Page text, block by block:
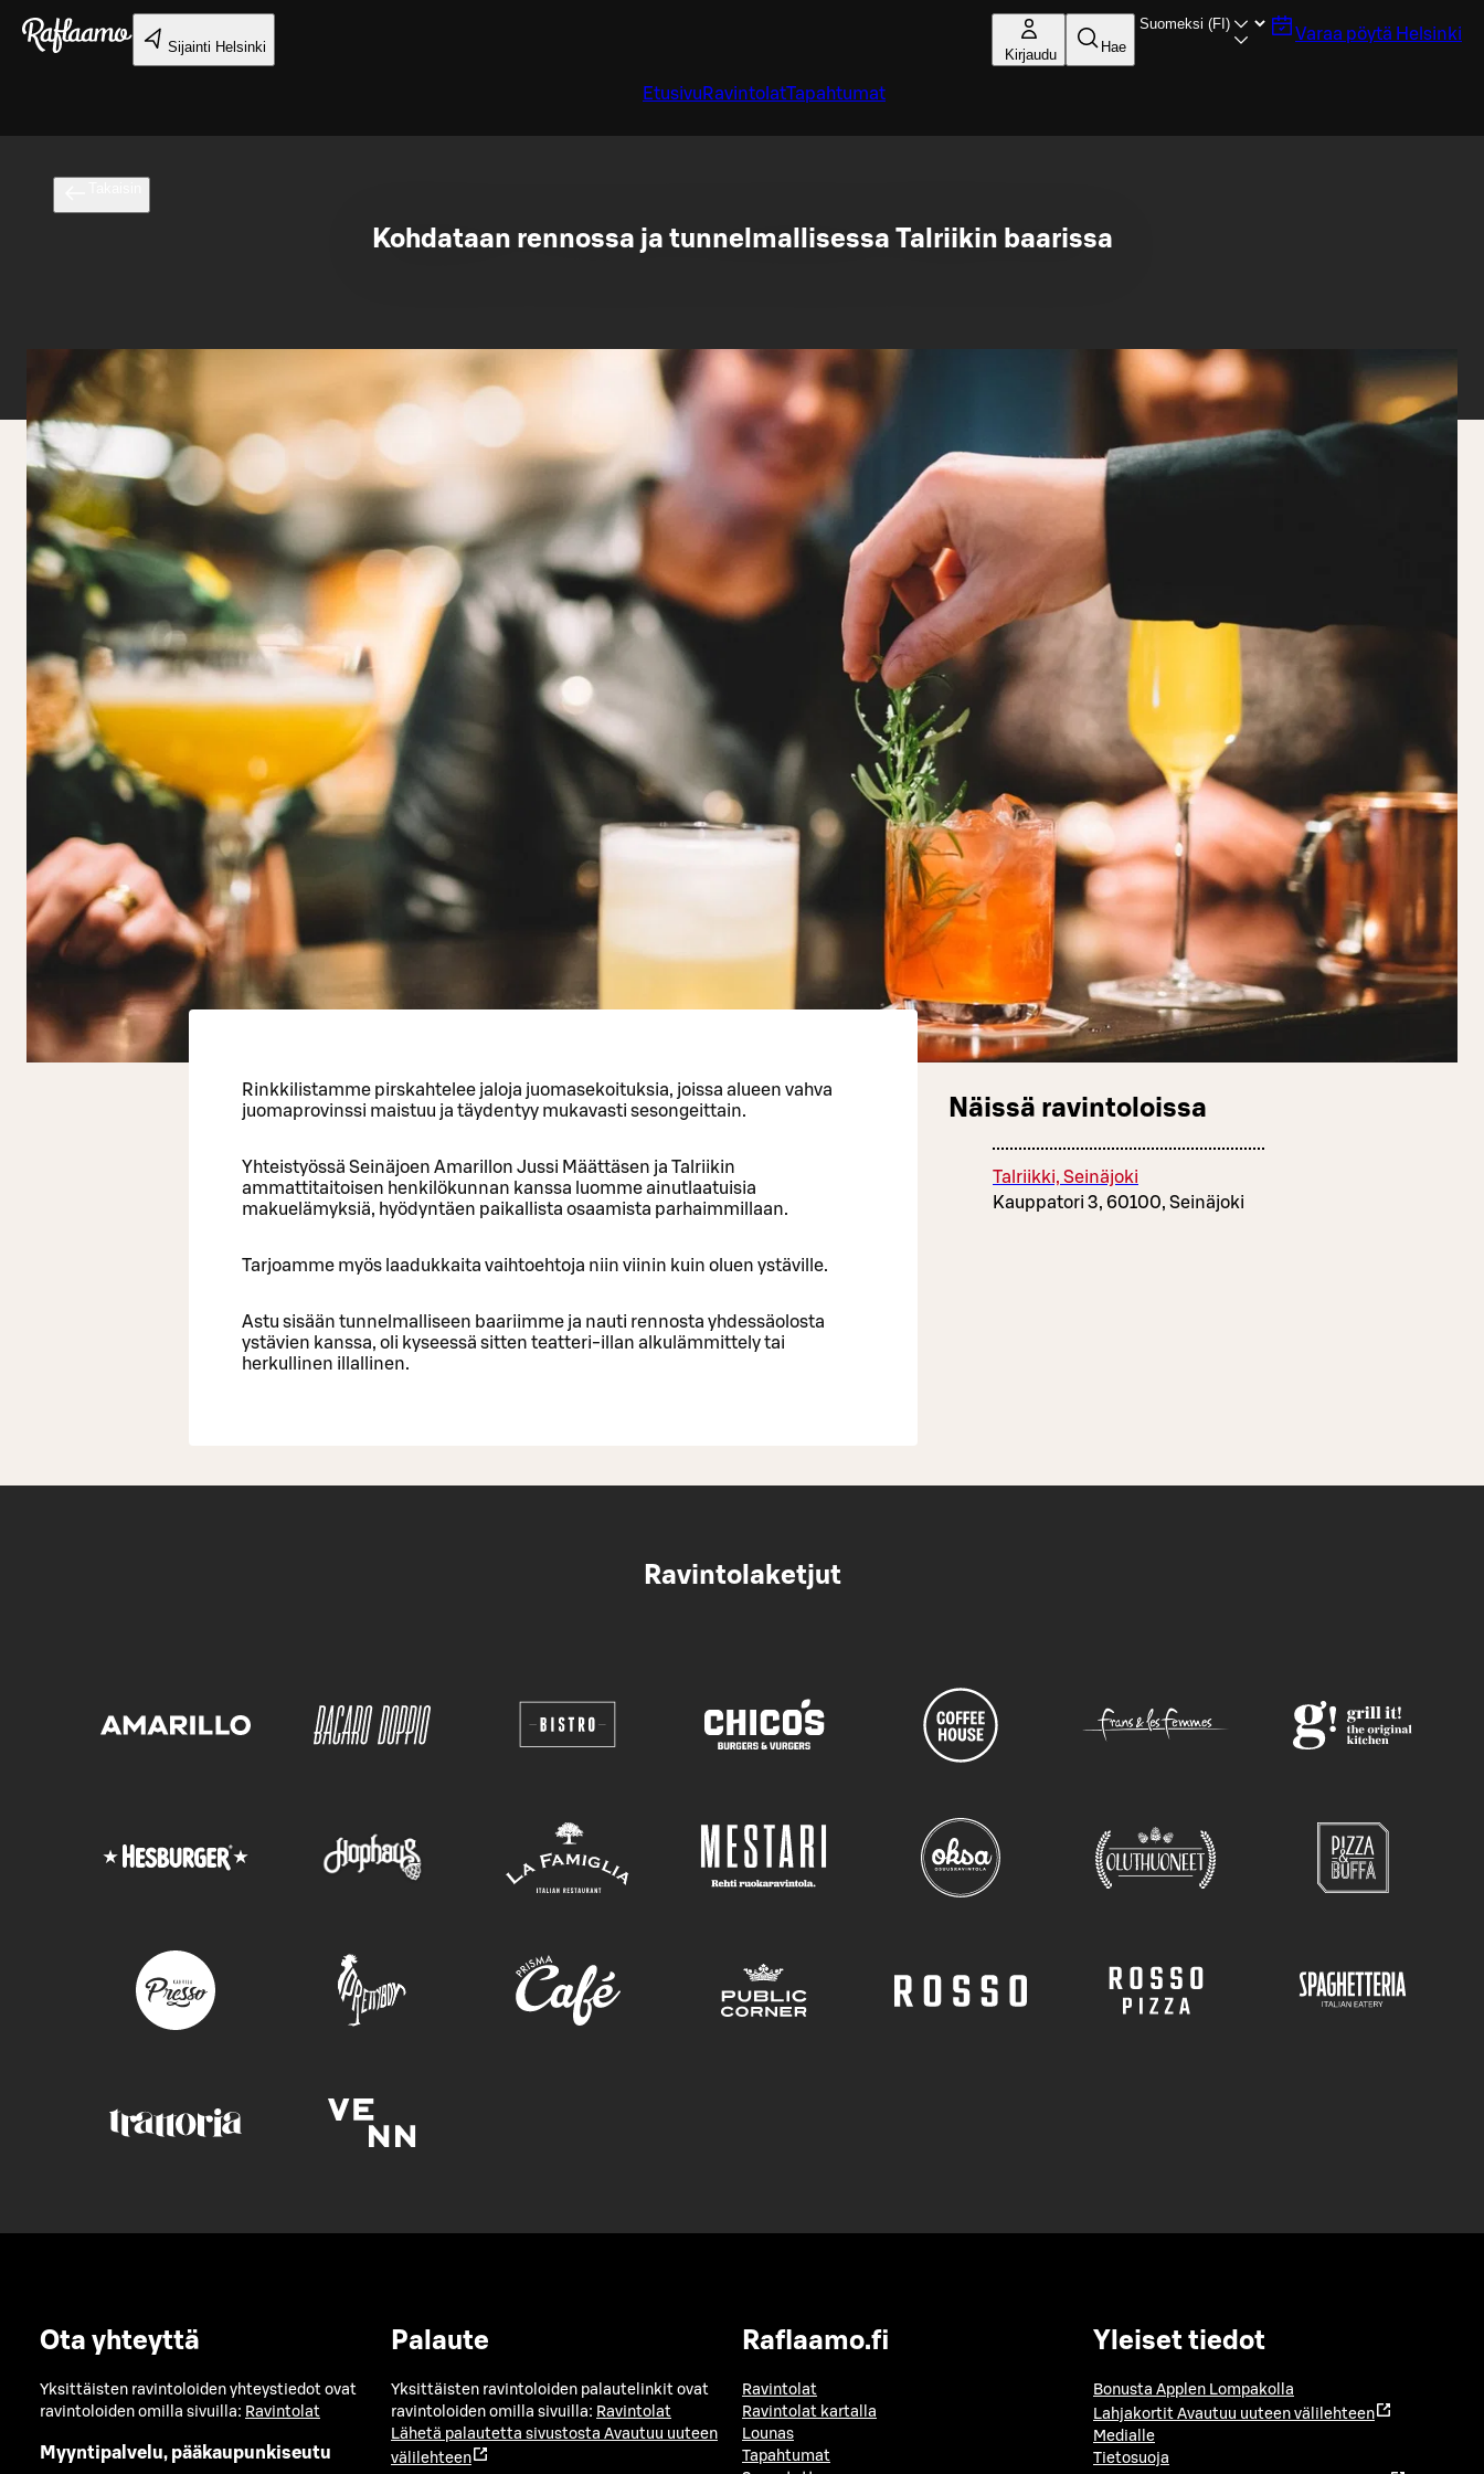
Siirry pääsisältöön
Sijainti Helsinki Kirjaudu Hae
Varaa pöytä Helsinki
Etusivu RavintolatTapahtumat
Kohdataan rennossa ja tunnelmallisessa Talriikin baarissa
Rinkkilistamme pirskahtelee jaloja juomasekoituksia, joissa alueen vahva
juomaprovinssi maistuu ja täydentyy mukavasti sesongeittain.
Yhteistyössä Seinäjoen Amarillon Jussi Määttäsen ja Talriikin
ammattitaitoisen henkilökunnan kanssa luomme ainutlaatuisia
makuelämyksiä, hyödyntäen paikallista osaamista parhaimmillaan.
Tarjoamme myös laadukkaita vaihtoehtoja niin viinin kuin oluen ystäville.
Astu sisään tunnelmalliseen baariimme ja nauti rennosta yhdessäolosta
ystävien kanssa, oli kyseessä sitten teatteri-illan alkulämmittely tai
herkullinen illallinen.
Näissä ravintoloissa
Talriikki, Seinäjoki
Kauppatori 3, 60100, Seinäjoki
Ravintolaketjut
Ota yhteyttä
Yksittäisten ravintoloiden yhteystiedot ovat
ravintoloiden omilla sivuilla: Ravintolat
Myyntipalvelu, pääkaupunkiseutu
Palaute
Yksittäisten ravintoloiden palautelinkit ovat
ravintoloiden omilla sivuilla: Ravintolat
Lähetä palautetta sivustosta Avautuu uuteen
välilehteen
Raflaamo.fi
Ravintolat
Ravintolat kartalla
Lounas
Tapahtumat
Yleiset tiedot
Bonusta Applen Lompakolla
Lahjakortit Avautuu uuteen välilehteen
Medialle
Tietosuoja